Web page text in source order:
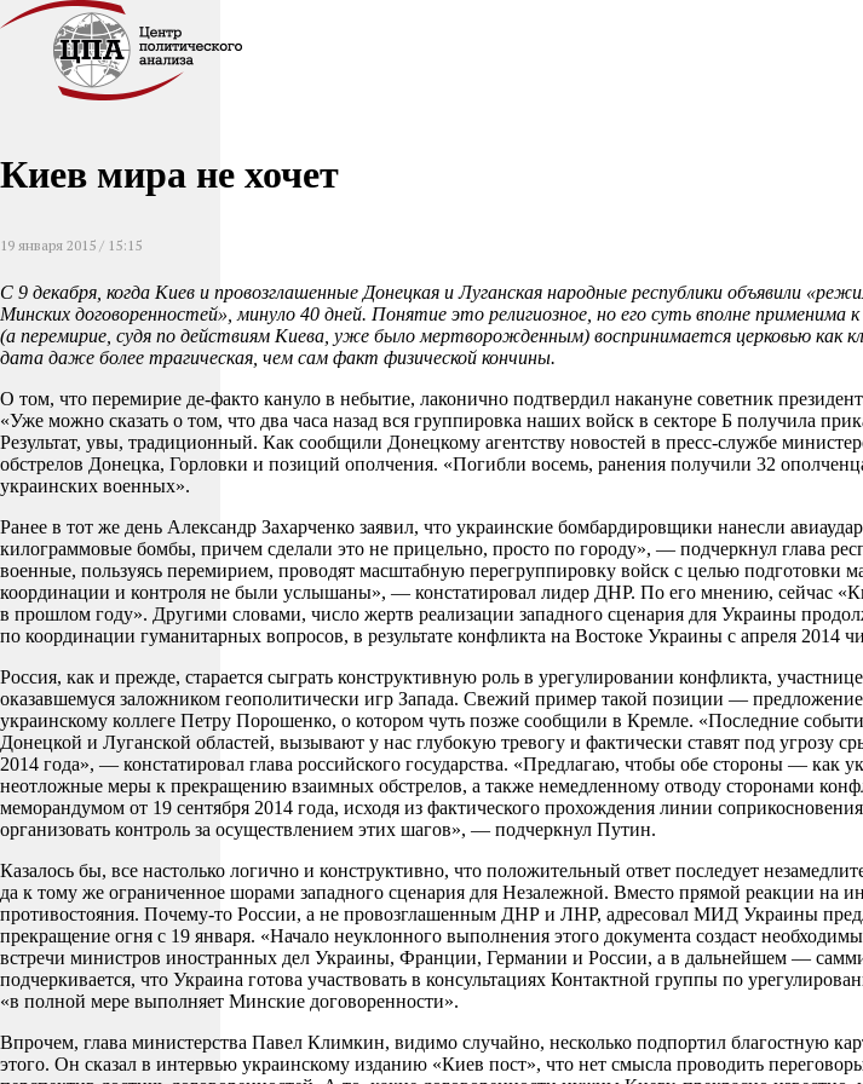
Киев мира не хочет
19 января 2015 / 15:15
С 9 декабря, когда Киев и провозглашенные Донецкая и Луганская народные республики объявили
Минских договоренностей», минуло 40 дней. Понятие это религиозное, но его суть вполне
(а перемирие, судя по действиям Киева, уже было мертворожденным) воспринимается церковью как
дата даже более трагическая, чем сам факт физической кончины.
О том, что перемирие де-факто кануло в небытие, лаконично подтвердил накануне советник
«Уже можно сказать о том, что два часа назад вся группировка наших войск в секторе Б получила
Результат, увы, традиционный. Как сообщили Донецкому агентству новостей в пресс-службе
обстрелов Донецка, Горловки и позиций ополчения. «Погибли восемь, ранения получили 32
украинских военных».
Ранее в тот же день Александр Захарченко заявил, что украинские бомбардировщики нанесли
килограммовые бомбы, причем сделали это не прицельно, просто по городу», — подчеркнул глава
военные, пользуясь перемирием, проводят масштабную перегруппировку войск с целью
координации и контроля не были услышаны», — констатировал лидер ДНР. По его мнению, сейчас
в прошлом году». Другими словами, число жертв реализации западного сценария для Украины
по координации гуманитарных вопросов, в результате конфликта на Востоке Украины с апреля
Россия, как и прежде, старается сыграть конструктивную роль в урегулировании конфликта,
оказавшемуся заложником геополитически игр Запада. Свежий пример такой позиции —
украинскому коллеге Петру Порошенко, о котором чуть позже сообщили в Кремле. «Последние
Донецкой и Луганской областей, вызывают у нас глубокую тревогу и фактически ставят под угрозу
2014 года», — констатировал глава российского государства. «Предлагаю, чтобы обе стороны —
неотложные меры к прекращению взаимных обстрелов, а также немедленному отводу сторонами
меморандумом от 19 сентября 2014 года, исходя из фактического прохождения линии
организовать контроль за осуществлением этих шагов», — подчеркнул Путин.
Казалось бы, все настолько логично и конструктивно, что положительный ответ последует
да к тому же ограниченное шорами западного сценария для Незалежной. Вместо прямой реакции на
противостояния. Почему-то России, а не провозглашенным ДНР и ЛНР, адресовал МИД Украины
прекращение огня с 19 января. «Начало неуклонного выполнения этого документа создаст
встречи министров иностранных дел Украины, Франции, Германии и России, а в дальнейшем —
подчеркивается, что Украина готова участвовать в консультациях Контактной группы по
«в полной мере выполняет Минские договоренности».
Впрочем, глава министерства Павел Климкин, видимо случайно, несколько подпортил благостную
этого. Он сказал в интервью украинскому изданию «Киев пост», что нет смысла проводить